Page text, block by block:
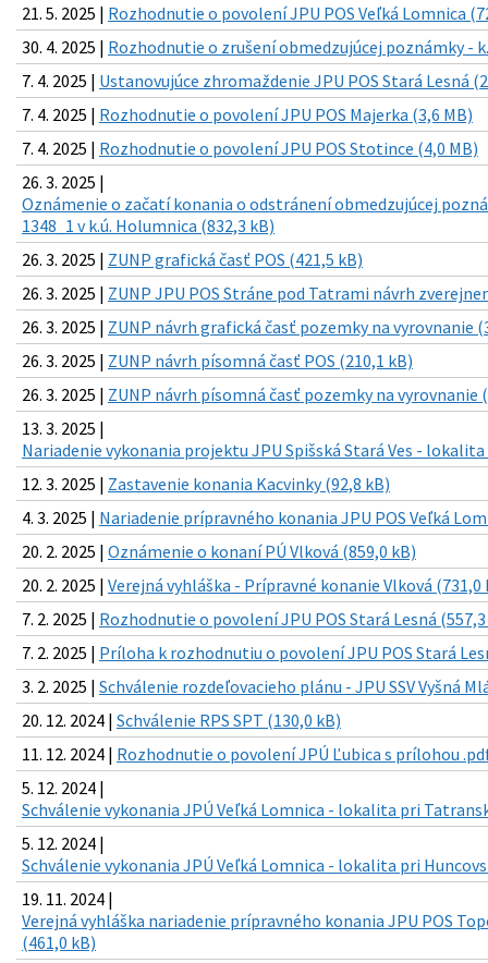
21. 5. 2025 | Rozhodnutie o povolení JPU POS Veľká Lomnica
30. 4. 2025 | Rozhodnutie o zrušení obmedzujúcej poznámky -
7. 4. 2025 | Ustanovujúce zhromaždenie JPU POS Stará Lesná
7. 4. 2025 | Rozhodnutie o povolení JPU POS Majerka (3,6 MB)
7. 4. 2025 | Rozhodnutie o povolení JPU POS Stotince (4,0 MB)
26. 3. 2025 |
Oznámenie o začatí konania o odstránení obmedzujúcej
1348_1 v k.ú. Holumnica (832,3 kB)
26. 3. 2025 | ZUNP grafická časť POS (421,5 kB)
26. 3. 2025 | ZUNP JPU POS Stráne pod Tatrami návrh
26. 3. 2025 | ZUNP návrh grafická časť pozemky na vyrovnanie
26. 3. 2025 | ZUNP návrh písomná časť POS (210,1 kB)
26. 3. 2025 | ZUNP návrh písomná časť pozemky na vyrovnanie
13. 3. 2025 |
Nariadenie vykonania projektu JPU Spišská Stará Ves - lokalita
12. 3. 2025 | Zastavenie konania Kacvinky (92,8 kB)
4. 3. 2025 | Nariadenie prípravného konania JPU POS Veľká
20. 2. 2025 | Oznámenie o konaní PÚ Vlková (859,0 kB)
20. 2. 2025 | Verejná vyhláška - Prípravné konanie Vlková (731,0
7. 2. 2025 | Rozhodnutie o povolení JPU POS Stará Lesná
7. 2. 2025 | Príloha k rozhodnutiu o povolení JPU POS Stará
3. 2. 2025 | Schválenie rozdeľovacieho plánu - JPU SSV Vyšná
20. 12. 2024 | Schválenie RPS SPT (130,0 kB)
11. 12. 2024 | Rozhodnutie o povolení JPÚ Ľubica s prílohou
5. 12. 2024 |
Schválenie vykonania JPÚ Veľká Lomnica - lokalita pri
5. 12. 2024 |
Schválenie vykonania JPÚ Veľká Lomnica - lokalita pri
19. 11. 2024 |
Verejná vyhláška nariadenie prípravného konania JPU POS
(461,0 kB)